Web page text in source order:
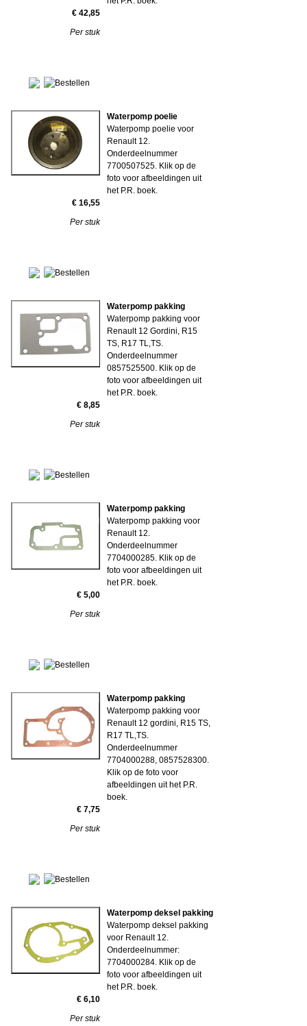
€ 42,85
Per stuk
Waterpomp poelie
Waterpomp poelie voor
Renault 12.
Onderdeelnummer
7700507525. Klik op de
foto voor afbeeldingen uit
het P.R. boek.
€ 16,55
Per stuk
Waterpomp pakking
Waterpomp pakking voor
Renault 12 Gordini, R15
TS, R17 TL,TS.
Onderdeelnummer
0857525500. Klik op de
foto voor afbeeldingen uit
het P.R. boek.
€ 8,85
Per stuk
Waterpomp pakking
Waterpomp pakking voor
Renault 12.
Onderdeelnummer
7704000285. Klik op de
foto voor afbeeldingen uit
het P.R. boek.
€ 5,00
Per stuk
Waterpomp pakking
Waterpomp pakking voor
Renault 12 gordini, R15 TS,
R17 TL,TS.
Onderdeelnummer
7704000288, 0857528300.
Klik op de foto voor
afbeeldingen uit het P.R.
boek.
€ 7,75
Per stuk
Waterpomp deksel pakking
Waterpomp deksel pakking
voor Renault 12.
Onderdeelnummer:
7704000284. Klik op de
foto voor afbeeldingen uit
het P.R. boek.
€ 6,10
Per stuk